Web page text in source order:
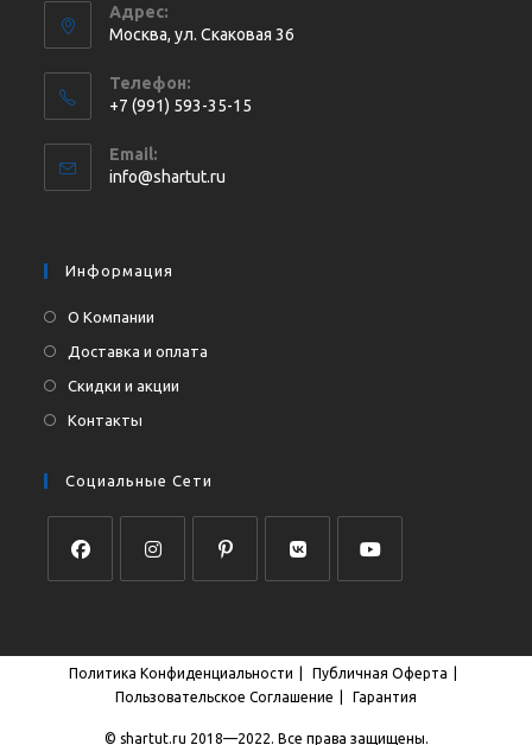
Адрес:
Москва, ул. Cкаковая 36
Телефон:
+7 (991) 593-35-15
в
вашем
Email:
info@shartut.ru
Информация
О Компании
Доставка и оплата
Скидки и акции
Контакты
Социальные Сети
новой
вкладке
новой
вкладке
новой
вкладке
новой
вкладке
новой
вкладке
Политика Конфиденциальности
Публичная Оферта
Пользовательское Соглашение
Гарантия
© shartut.ru 2018—2022. Все права защищены.